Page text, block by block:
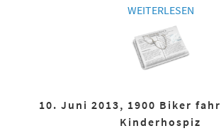
WEITERLESEN
10. Juni 2013, 1900 Biker
Kinderhospiz